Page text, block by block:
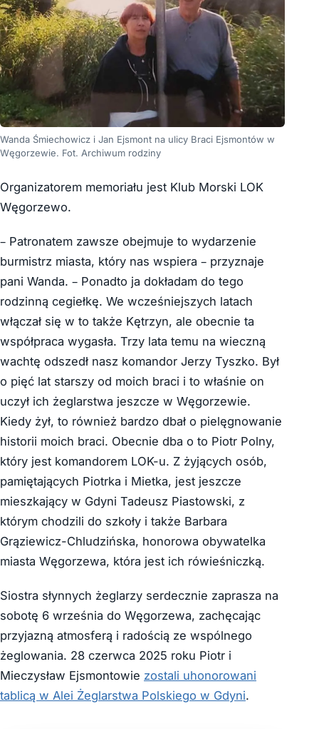
Wanda Śmiechowicz i Jan Ejsmont na ulicy Braci Ejsmontów w
Węgorzewie. Fot. Archiwum rodziny
Organizatorem memoriału jest Klub Morski LOK
Węgorzewo.
– Patronatem zawsze obejmuje to wydarzenie
burmistrz miasta, który nas wspiera – przyznaje
pani Wanda. – Ponadto ja dokładam do tego
rodzinną cegiełkę. We wcześniejszych latach
włączał się w to także Kętrzyn, ale obecnie ta
współpraca wygasła. Trzy lata temu na wieczną
wachtę odszedł nasz komandor Jerzy Tyszko. Był
o pięć lat starszy od moich braci i to właśnie on
uczył ich żeglarstwa jeszcze w Węgorzewie.
Kiedy żył, to również bardzo dbał o pielęgnowanie
historii moich braci. Obecnie dba o to Piotr Polny,
który jest komandorem LOK-u. Z żyjących osób,
pamiętających Piotrka i Mietka, jest jeszcze
mieszkający w Gdyni Tadeusz Piastowski, z
którym chodzili do szkoły i także Barbara
Grąziewicz-Chludzińska, honorowa obywatelka
miasta Węgorzewa, która jest ich rówieśniczką.
Siostra słynnych żeglarzy serdecznie zaprasza na
sobotę 6 września do Węgorzewa, zachęcając
przyjazną atmosferą i radością ze wspólnego
żeglowania. 28 czerwca 2025 roku Piotr i
Mieczysław Ejsmontowie zostali uhonorowani
tablicą w Alei Żeglarstwa Polskiego w Gdyni.